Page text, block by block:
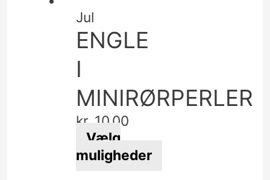
flere
varianter.
Mulighederne
kan
vælges
på
varesiden
Jul
ENGLE
I
MINIRØRPERLER
kr. 10,00
Vælg
muligheder